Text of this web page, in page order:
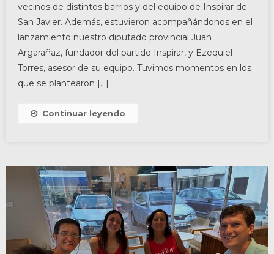
vecinos de distintos barrios y del equipo de Inspirar de
San Javier. Además, estuvieron acompañándonos en el
lanzamiento nuestro diputado provincial Juan
Argarañaz, fundador del partido Inspirar, y Ezequiel
Torres, asesor de su equipo. Tuvimos momentos en los
que se plantearon […]
Continuar leyendo